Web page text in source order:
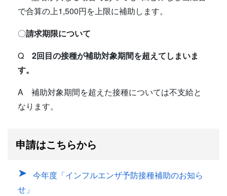
で合算の上1,500円を上限に補助します。
〇請求期限について
Q 2回目の接種が補助対象期間を超えてしまいま
す。
A 補助対象期間を超えた接種については不支給と
なります。
申請はこちらから
今年度「インフルエンザ予防接種補助のお知ら
せ」